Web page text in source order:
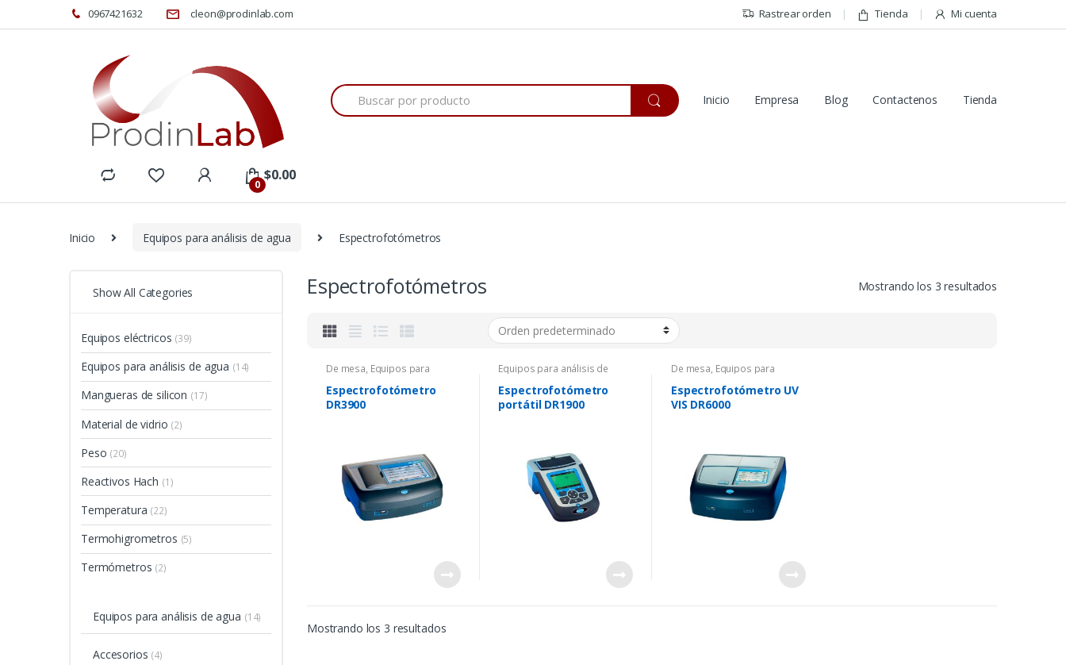
0967421632 cleon@prodinlab.com Rastrear orden Tienda Mi cuenta
Search
for:
Inicio Empresa Blog Contactenos Tienda
0
$0.00
Inicio Equipos para análisis de agua Espectrofotómetros
Espectrofotómetros Mostrando los 3 resultados
De mesa, Equipos para
análisis de agua
Espectrofotómetros,Portaltil
Espectrofotómetro
DR3900
Equipos para análisis de
agua Espectrofotómetros
Portaltil
Espectrofotómetro
portátil DR1900
De mesa, Equipos para
análisis de agua
Espectrofotómetros
Espectrofotómetro UV
VIS DR6000
Mostrando los 3 resultados
Show All Categories
Equipos eléctricos (39)
Equipos para análisis de agua (14)
Mangueras de silicon (17)
Material de vidrio (2)
Peso (20)
Reactivos Hach (1)
Temperatura (22)
Termohigrometros (5)
Termómetros (2)
Equipos para análisis de agua (14)
Accesorios (4)